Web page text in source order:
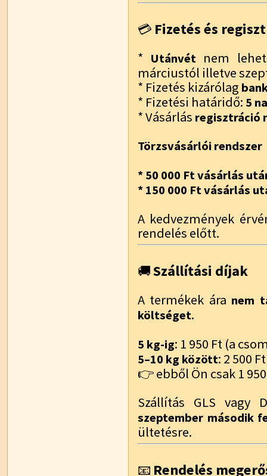
💳 Fizetés és
* Utánvétnem
márciustól illetve
* Fizetés kizárólag
* Fizetési határidő: 5
* Vásárlás regisztráció
Törzsvásárlói rendszer
* 50 000 Ft vásárlás
* 150 000 Ft vásárlás
A kedvezmények
rendelés előtt.
🚚Szállítási díjak
A termékek ára nem
költséget.
5 kg-ig: 1 950 Ft (a
5–10 kg között: 2 500 Ft
👉 ebből Ön csak 1
Szállítás GLS
szeptember második
ültetésre.
📧 Rendelés